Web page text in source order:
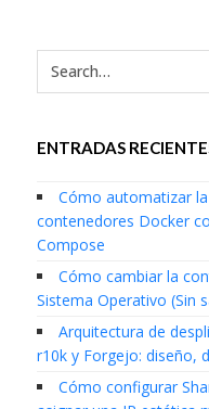
ENTRADAS
Cómo automatizar
contenedores Docker
Compose
Cómo cambiar la
Sistema Operativo (Sin
Arquitectura de
r10k y Forgejo: diseño,
Cómo configurar